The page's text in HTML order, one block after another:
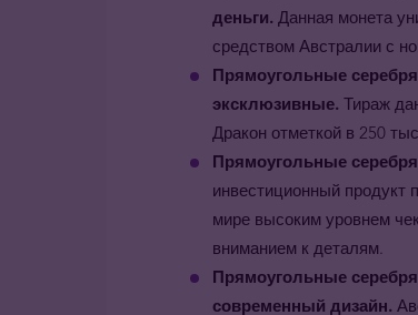
деньги. Данная монета
средством Австралии с
Прямоугольные
эксклюзивные. Тираж
Дракон отметкой в 250
Прямоугольные
инвестиционный продукт
мире высоким уровнем
вниманием к деталям.
Прямоугольные
современный дизайн.